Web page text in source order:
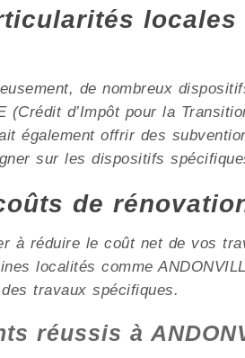
de nombreux
d’Impôt pour la
également offrir des
sur les dispositifs
de
à réduire le coût net de vos
localités comme
travaux spécifiques.
réussis à